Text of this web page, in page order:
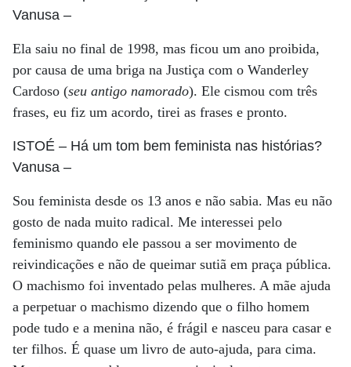
Vanusa –
Ela saiu no final de 1998, mas ficou um ano proibida,
por causa de uma briga na Justiça com o Wanderley
Cardoso (seu antigo namorado). Ele cismou com três
frases, eu fiz um acordo, tirei as frases e pronto.
ISTOÉ – Há um tom bem feminista nas histórias?
Vanusa –
Sou feminista desde os 13 anos e não sabia. Mas eu não
gosto de nada muito radical. Me interessei pelo
feminismo quando ele passou a ser movimento de
reivindicações e não de queimar sutiã em praça pública.
O machismo foi inventado pelas mulheres. A mãe ajuda
a perpetuar o machismo dizendo que o filho homem
pode tudo e a menina não, é frágil e nasceu para casar e
ter filhos. É quase um livro de auto-ajuda, para cima.